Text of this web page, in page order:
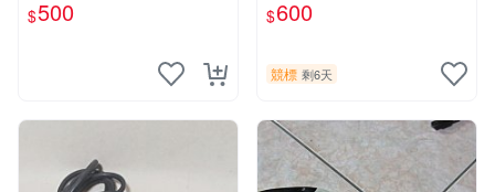
卡
$500
$600
競標 剩6天